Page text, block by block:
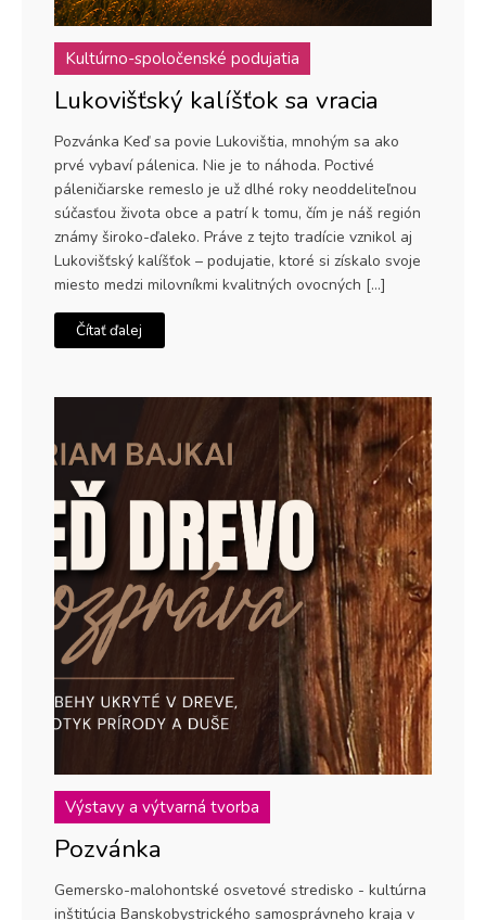
Kultúrno-spoločenské podujatia
Lukovišťský kalíšťok sa vracia
Pozvánka Keď sa povie Lukovištia, mnohým sa ako
prvé vybaví pálenica. Nie je to náhoda. Poctivé
páleničiarske remeslo je už dlhé roky neoddeliteľnou
súčasťou života obce a patrí k tomu, čím je náš región
známy široko-ďaleko. Práve z tejto tradície vznikol aj
Lukovišťský kalíšťok – podujatie, ktoré si získalo svoje
miesto medzi milovníkmi kvalitných ovocných […]
Čítať ďalej
Výstavy a výtvarná tvorba
Pozvánka
Gemersko-malohontské osvetové stredisko - kultúrna
inštitúcia Banskobystrického samosprávneho kraja v